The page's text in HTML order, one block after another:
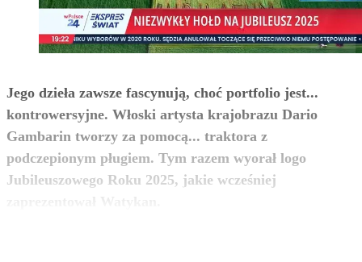
Jego dzieła zawsze fascynują, choć portfolio jest...
kontrowersyjne. Włoski artysta krajobrazu Dario
Gambarin tworzy za pomocą... traktora z
podczepionym pługiem. Tym razem wyorał logo
Jubileuszowego Roku 2025, jakie wcześniej
zobacz więcej